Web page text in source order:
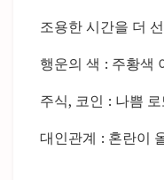
조용한 시간을 더
행운의 색 : 주황색
주식, 코인 : 나쁨
대인관계 : 혼란이